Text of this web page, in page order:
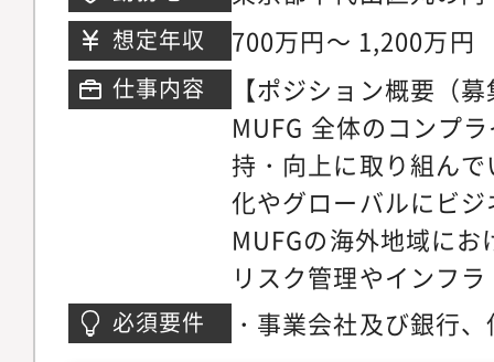
す。・自己成長の機
にわたって会社を支
を育成することに力
など）や社内教育制
プします。・あなた
シップが、PASの未
ル競争力に直結しま
社会に貢献するダイ
す。・グローバル企
点との連携や、多様
チームメンバーとの
視野とネットワーク
チェック、KYC、コ
務・エンゲージメン
質管理に係るルール
務・独立性規制への
イアンス対応業務・
グ、アンチコラプシ
制への対応・情報セ
ティインシデント対
スクへの対応業務・
想定年収 700万円～ 1,200万円
仕事内容
【ポジション概要（
MUFG 全体のコンプ
持・向上に取り組ん
化やグローバルにビ
MUFGの海外地域に
リスク管理やインフ
等、コンプライアン
必須要件
・事業会社及び銀行